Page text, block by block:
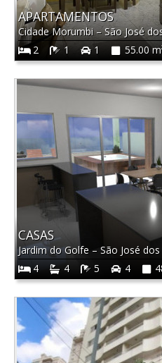
APARTAMENTOS
Cidade Morumbi–São José
2
1 1 55.00
CASAS
Jardim do Golfe – São José
4
4 5 4